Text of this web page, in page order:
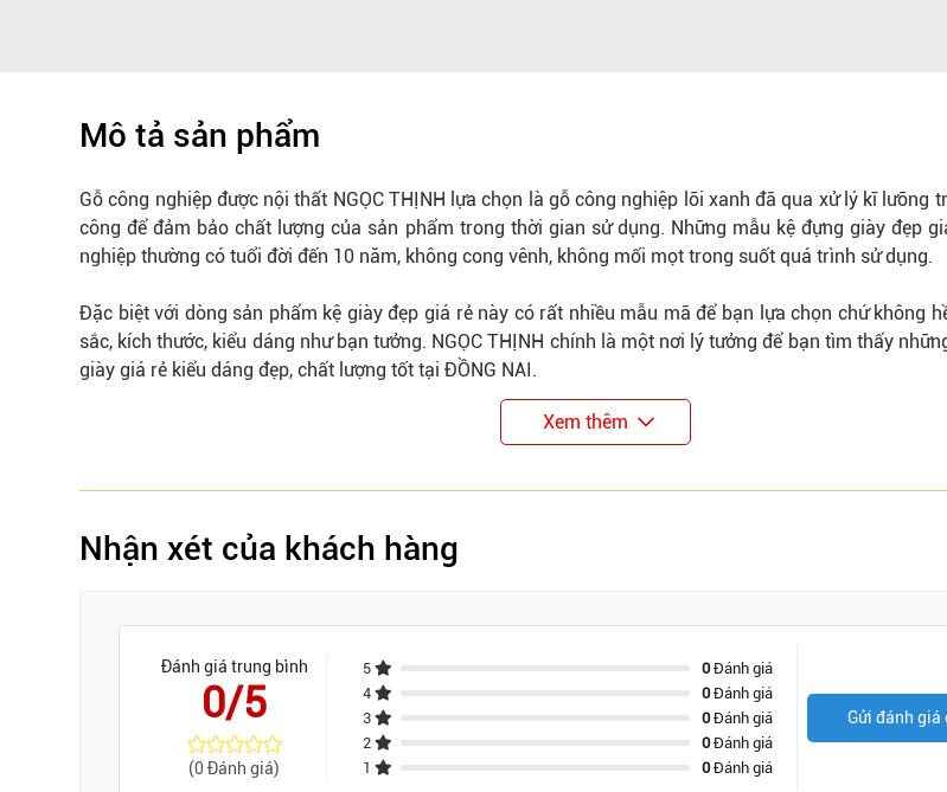
Mô tả sản phẩm
Gỗ công nghiệp được nội thất NGỌC THỊNH lựa chọn là gỗ công nghiệp lõi xanh đã qua xử lý kĩ lưỡng
công để đảm bảo chất lượng của sản phẩm trong thời gian sử dụng. Những mẫu kệ đựng giày đẹp
nghiệp thường có tuổi đời đến 10 năm, không cong vênh, không mối mọt trong suốt quá trình sử dụng.
Đặc biệt với dòng sản phẩm kệ giày đẹp giá rẻ này có rất nhiều mẫu mã để bạn lựa chọn chứ không
sắc, kích thước, kiểu dáng như bạn tưởng. NGỌC THỊNH chính là một nơi lý tưởng để bạn tìm thấy
giày giá rẻ kiểu dáng đẹp, chất lượng tốt tại ĐỒNG NAI.
Xem thêm
Nhận xét của khách hàng
Đánh giá trung bình
0/5
(0 Đánh giá)
5 0Đánh giá
4
0Đánh giá
3
0Đánh giá
2
0Đánh giá
1
0Đánh giá
Gửi đánh giá